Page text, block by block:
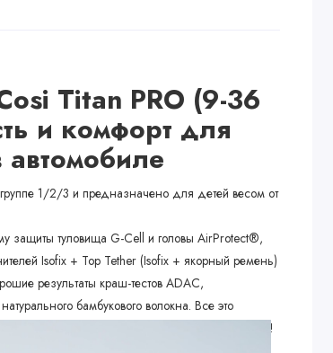
Titan PRO (9-36
и комфорт для
1/2/3 и предназначено для детей весом от
защиты туловища G-Cell и головы AirProtect®,
Isofix + Top Tether (Isofix + якорный ремень)
результаты краш-тестов ADAC,
бамбукового волокна. Все это
требовательного европейского покупателя!